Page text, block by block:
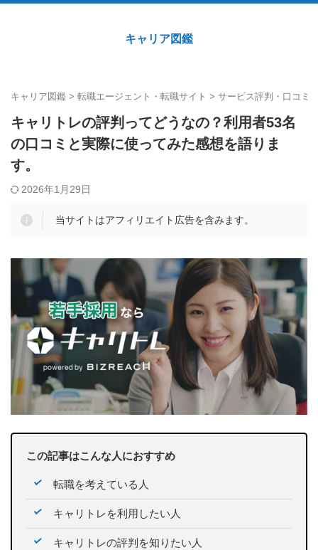
キャリア図鑑
キャリア図鑑 > 転職エージェント・転職サイト > サービス評判・口コミ
キャリトレの評判ってどうなの？利用者53名
の口コミと実際に使ってみた感想を語りま
す。
2026年1月29日
当サイトはアフィリエイト広告を含みます。
この記事はこんな人におすすめ
転職を考えている人
キャリトレを利用したい人
キャリトレの評判を知りたい人